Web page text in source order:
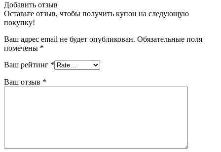
Добавить отзыв
Оставьте отзыв, чтобы получить купон на следующую
покупку!
Ваш адрес email не будет опубликован. Обязательные поля
помечены *
Ваш рейтинг *
Ваш отзыв *